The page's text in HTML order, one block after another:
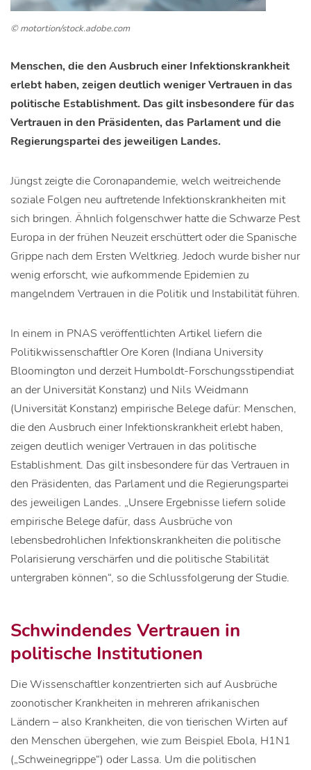
© motortion/stock.adobe.com
Menschen, die den Ausbruch einer Infektionskrankheit
erlebt haben, zeigen deutlich weniger Vertrauen in das
politische Establishment. Das gilt insbesondere für das
Vertrauen in den Präsidenten, das Parlament und die
Regierungspartei des jeweiligen Landes.
Jüngst zeigte die Coronapandemie, welch weitreichende
soziale Folgen neu auftretende Infektionskrankheiten mit
sich bringen. Ähnlich folgenschwer hatte die Schwarze Pest
Europa in der frühen Neuzeit erschüttert oder die Spanische
Grippe nach dem Ersten Weltkrieg. Jedoch wurde bisher nur
wenig erforscht, wie aufkommende Epidemien zu
mangelndem Vertrauen in die Politik und Instabilität führen.
In einem in PNAS veröffentlichten Artikel liefern die
Politikwissenschaftler Ore Koren (Indiana University
Bloomington und derzeit Humboldt-Forschungsstipendiat
an der Universität Konstanz) und Nils Weidmann
(Universität Konstanz) empirische Belege dafür: Menschen,
die den Ausbruch einer Infektionskrankheit erlebt haben,
zeigen deutlich weniger Vertrauen in das politische
Establishment. Das gilt insbesondere für das Vertrauen in
den Präsidenten, das Parlament und die Regierungspartei
des jeweiligen Landes. „Unsere Ergebnisse liefern solide
empirische Belege dafür, dass Ausbrüche von
lebensbedrohlichen Infektionskrankheiten die politische
Polarisierung verschärfen und die politische Stabilität
untergraben können“, so die Schlussfolgerung der Studie.
Schwindendes Vertrauen in
politische Institutionen
Die Wissenschaftler konzentrierten sich auf Ausbrüche
zoonotischer Krankheiten in mehreren afrikanischen
Ländern – also Krankheiten, die von tierischen Wirten auf
den Menschen übergehen, wie zum Beispiel Ebola, H1N1
(„Schweinegrippe“) oder Lassa. Um die politischen